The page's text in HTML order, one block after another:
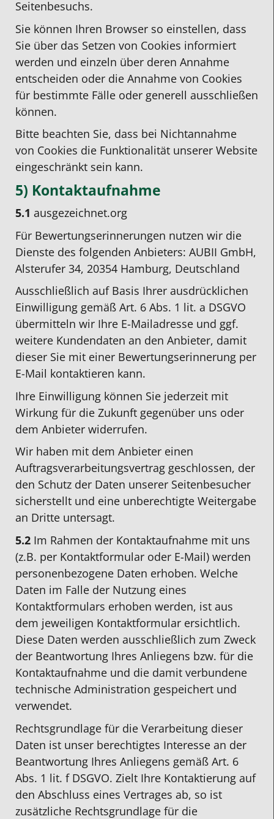
Seitenbesuchs.
Sie können Ihren Browser so einstellen, dass
Sie über das Setzen von Cookies informiert
werden und einzeln über deren Annahme
entscheiden oder die Annahme von Cookies
für bestimmte Fälle oder generell ausschließen
können.
Bitte beachten Sie, dass bei Nichtannahme
von Cookies die Funktionalität unserer Website
eingeschränkt sein kann.
5) Kontaktaufnahme
5.1 ausgezeichnet.org
Für Bewertungserinnerungen nutzen wir die
Dienste des folgenden Anbieters: AUBII GmbH,
Alsterufer 34, 20354 Hamburg, Deutschland
Ausschließlich auf Basis Ihrer ausdrücklichen
Einwilligung gemäß Art. 6 Abs. 1 lit. a DSGVO
übermitteln wir Ihre E-Mailadresse und ggf.
weitere Kundendaten an den Anbieter, damit
dieser Sie mit einer Bewertungserinnerung per
E-Mail kontaktieren kann.
Ihre Einwilligung können Sie jederzeit mit
Wirkung für die Zukunft gegenüber uns oder
dem Anbieter widerrufen.
Wir haben mit dem Anbieter einen
Auftragsverarbeitungsvertrag geschlossen, der
den Schutz der Daten unserer Seitenbesucher
sicherstellt und eine unberechtigte Weitergabe
an Dritte untersagt.
5.2 Im Rahmen der Kontaktaufnahme mit uns
(z.B. per Kontaktformular oder E-Mail) werden
personenbezogene Daten erhoben. Welche
Daten im Falle der Nutzung eines
Kontaktformulars erhoben werden, ist aus
dem jeweiligen Kontaktformular ersichtlich.
Diese Daten werden ausschließlich zum Zweck
der Beantwortung Ihres Anliegens bzw. für die
Kontaktaufnahme und die damit verbundene
technische Administration gespeichert und
verwendet.
Rechtsgrundlage für die Verarbeitung dieser
Daten ist unser berechtigtes Interesse an der
Beantwortung Ihres Anliegens gemäß Art. 6
Abs. 1 lit. f DSGVO. Zielt Ihre Kontaktierung auf
den Abschluss eines Vertrages ab, so ist
zusätzliche Rechtsgrundlage für die